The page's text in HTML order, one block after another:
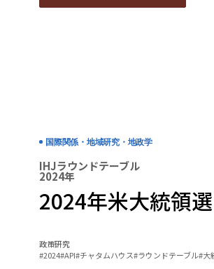
国際関係・地域研究・地政学
IHJラウンドテーブル
2024年
2024年米大統領
政策研究
#2024#API#チャタムハウス#ラウンドテーブル#大
2024年